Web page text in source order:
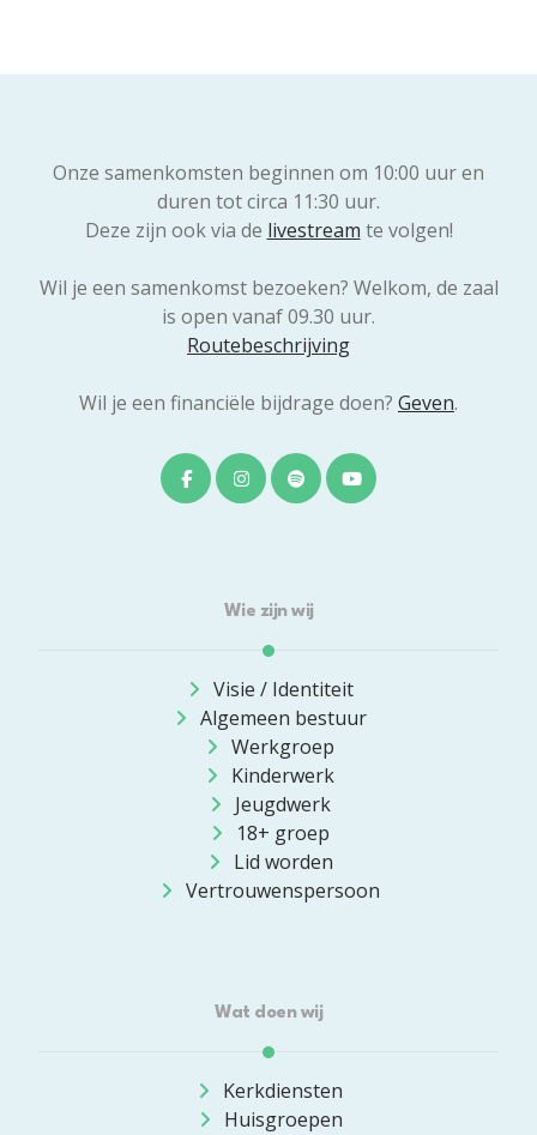
Onze samenkomsten beginnen om 10:00 uur en
duren tot circa 11:30 uur.
Deze zijn ook via de livestream te volgen!
Wil je een samenkomst bezoeken? Welkom, de zaal
is open vanaf 09.30 uur.
Routebeschrijving
Wil je een financiële bijdrage doen? Geven.
Wie zijn wij
Visie / Identiteit
Algemeen bestuur
Werkgroep
Kinderwerk
Jeugdwerk
18+ groep
Lid worden
Vertrouwenspersoon
Wat doen wij
Kerkdiensten
Huisgroepen